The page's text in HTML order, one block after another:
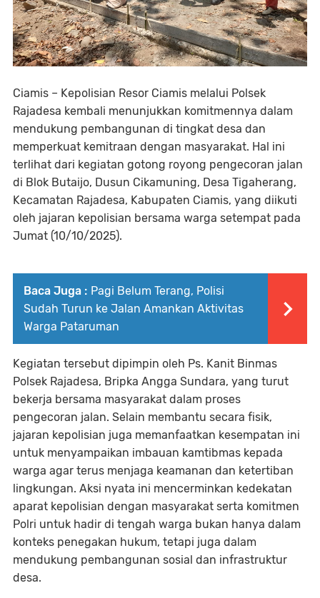
Ciamis – Kepolisian Resor Ciamis melalui Polsek
Rajadesa kembali menunjukkan komitmennya dalam
mendukung pembangunan di tingkat desa dan
memperkuat kemitraan dengan masyarakat. Hal ini
terlihat dari kegiatan gotong royong pengecoran jalan
di Blok Butaijo, Dusun Cikamuning, Desa Tigaherang,
Kecamatan Rajadesa, Kabupaten Ciamis, yang diikuti
oleh jajaran kepolisian bersama warga setempat pada
Jumat (10/10/2025).
Baca Juga : Pagi Belum Terang, Polisi
Sudah Turun ke Jalan Amankan Aktivitas
Warga Pataruman
Kegiatan tersebut dipimpin oleh Ps. Kanit Binmas
Polsek Rajadesa, Bripka Angga Sundara, yang turut
bekerja bersama masyarakat dalam proses
pengecoran jalan. Selain membantu secara fisik,
jajaran kepolisian juga memanfaatkan kesempatan ini
untuk menyampaikan imbauan kamtibmas kepada
warga agar terus menjaga keamanan dan ketertiban
lingkungan. Aksi nyata ini mencerminkan kedekatan
aparat kepolisian dengan masyarakat serta komitmen
Polri untuk hadir di tengah warga bukan hanya dalam
konteks penegakan hukum, tetapi juga dalam
mendukung pembangunan sosial dan infrastruktur
desa.